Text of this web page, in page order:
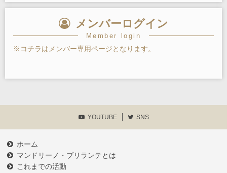
メンバーログイン
Member login
※コチラはメンバー専用ページとなります。
YOUTUBE SNS
ホーム
マンドリーノ・ブリランテとは
これまでの活動